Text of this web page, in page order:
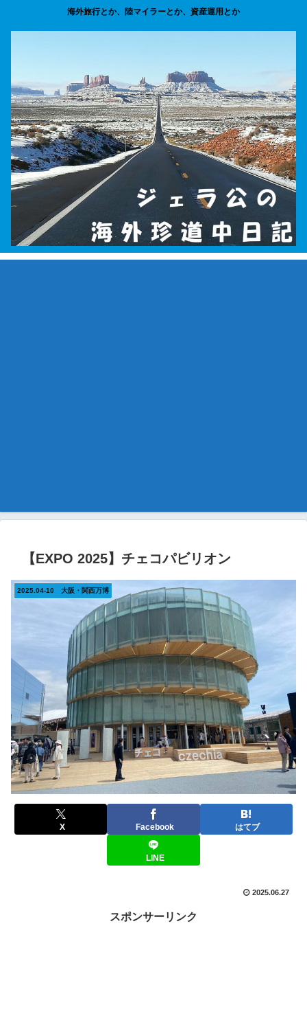
海外旅行とか、陸マイラーとか、資産運用とか
【EXPO 2025】チェコパビリオン
2025.04-10 大阪・関西万博
X Facebook はてブ
LINE
2025.06.27
スポンサーリンク